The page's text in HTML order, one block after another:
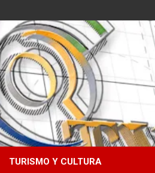
TURISMO Y CULTURA